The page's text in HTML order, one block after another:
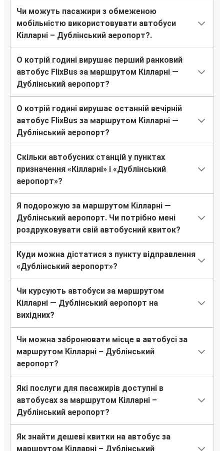
Чи можуть пасажири з обмеженою
мобільністю використовувати автобуси
Кілларні – Дублінський аеропорт?.
О котрій годині вирушає перший ранковий
автобус FlixBus за маршрутом Кілларні —
Дублінський аеропорт?
О котрій годині вирушає останній вечірній
автобус FlixBus за маршрутом Кілларні —
Дублінський аеропорт?
Скільки автобусних станцій у пунктах
призначення «Кілларні» і «Дублінський
аеропорт»?
Я подорожую за маршрутом Кілларні —
Дублінський аеропорт. Чи потрібно мені
роздруковувати свій автобусний квиток?
Куди можна дістатися з пункту відправлення
«Дублінський аеропорт»?
Чи курсують автобуси за маршрутом
Кілларні — Дублінський аеропорт на
вихідних?
Чи можна забронювати місце в автобусі за
маршрутом Кілларні – Дублінський
аеропорт?
Які послуги для пасажирів доступні в
автобусах за маршрутом Кілларні –
Дублінський аеропорт?
Як знайти дешеві квитки на автобус за
маршрутом Кілларні – Дублінський